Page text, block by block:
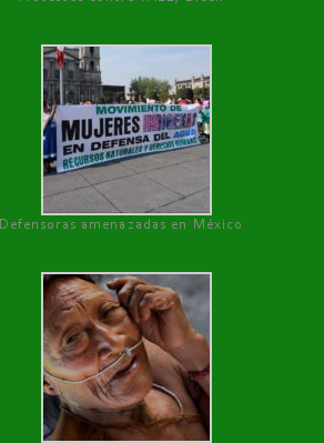
Defensoras amenazadas en México